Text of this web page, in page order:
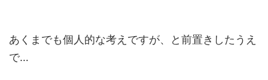
あくまでも個人的な考えですが、と前置きしたうえ
で…